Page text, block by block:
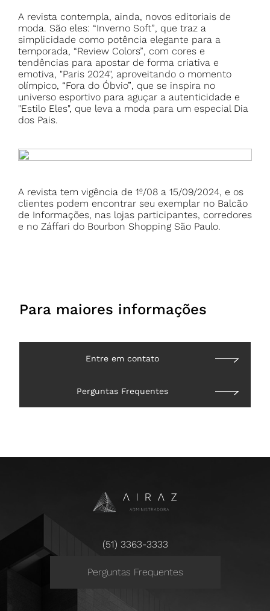
A revista contempla, ainda, novos editoriais de
moda. São eles: “Inverno Soft”, que traz a
simplicidade como potência elegante para a
temporada, “Review Colors”, com cores e
tendências para apostar de forma criativa e
emotiva, "Paris 2024", aproveitando o momento
olímpico, “Fora do Óbvio”, que se inspira no
universo esportivo para aguçar a autenticidade e
"Estilo Eles", que leva a moda para um especial Dia
dos Pais.
A revista tem vigência de 1º/08 a 15/09/2024, e os
clientes podem encontrar seu exemplar no Balcão
de Informações, nas lojas participantes, corredores
e no Záffari do Bourbon Shopping São Paulo.
Para maiores informações
Entre em contato
Perguntas Frequentes
(51) 3363-3333
Perguntas Frequentes